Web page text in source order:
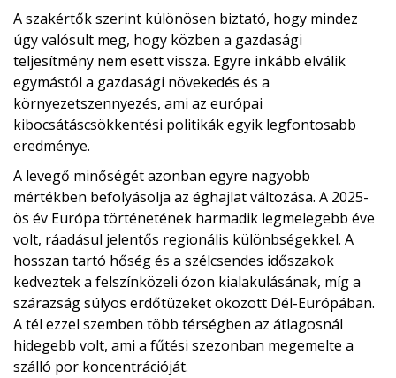
A szakértők szerint különösen biztató, hogy mindez
úgy valósult meg, hogy közben a gazdasági
teljesítmény nem esett vissza. Egyre inkább elválik
egymástól a gazdasági növekedés és a
környezetszennyezés, ami az európai
kibocsátáscsökkentési politikák egyik legfontosabb
eredménye.
A levegő minőségét azonban egyre nagyobb
mértékben befolyásolja az éghajlat változása. A 2025-
ös év Európa történetének harmadik legmelegebb éve
volt, ráadásul jelentős regionális különbségekkel. A
hosszan tartó hőség és a szélcsendes időszakok
kedveztek a felszínközeli ózon kialakulásának, míg a
szárazság súlyos erdőtüzeket okozott Dél-Európában.
A tél ezzel szemben több térségben az átlagosnál
hidegebb volt, ami a fűtési szezonban megemelte a
szálló por koncentrációját.